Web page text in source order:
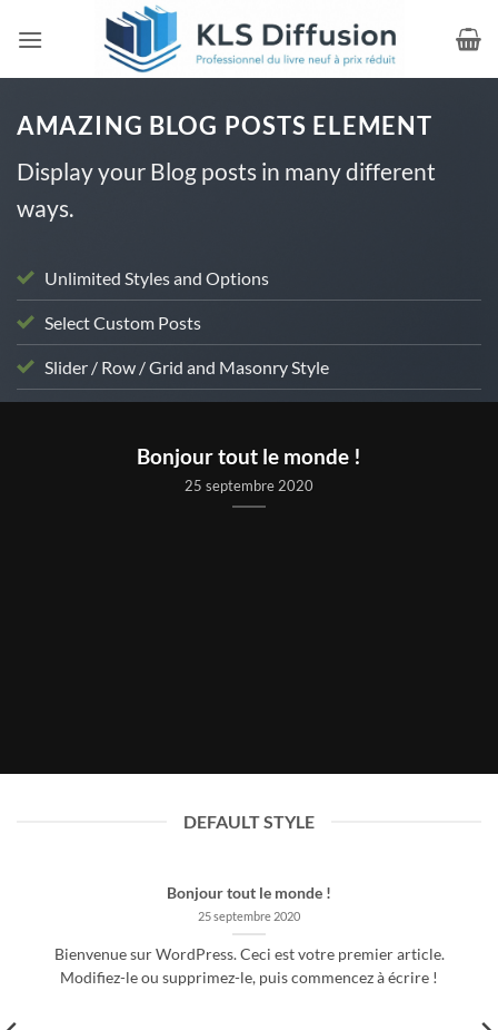
AMAZING BLOG POSTS ELEMENT
Display your Blog posts in many different
ways.
Unlimited Styles and Options
Select Custom Posts
Slider / Row / Grid and Masonry Style
Bonjour tout le monde !
25 septembre 2020
DEFAULT STYLE
Bonjour tout le monde !
25 septembre 2020
Bienvenue sur WordPress. Ceci est votre premier article.
Modifiez-le ou supprimez-le, puis commencez à écrire !